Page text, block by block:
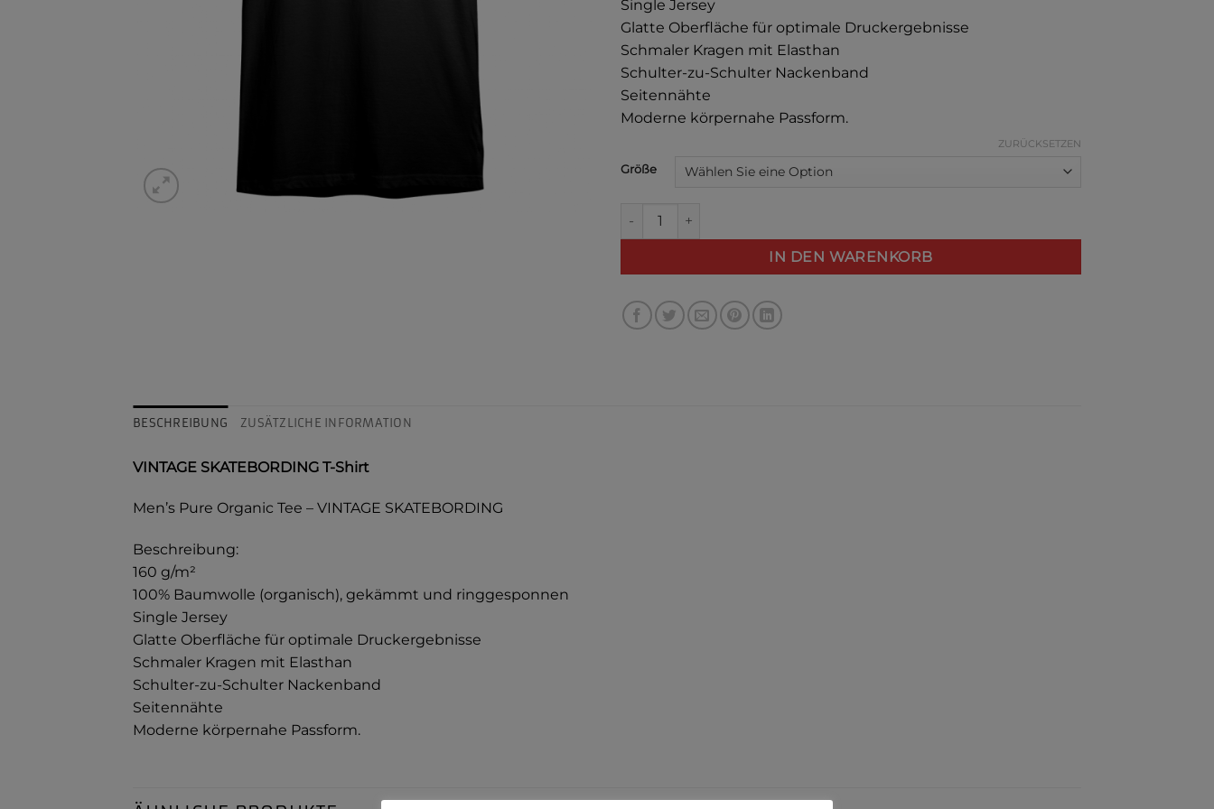
Single Jersey
Glatte Oberfläche für optimale Druckergebnisse
Schmaler Kragen mit Elasthan
Schulter-zu-Schulter Nackenband
Seitennähte
Moderne körpernahe Passform.
Größe
ZURÜCKSETZEN
IN DEN WARENKORB
BESCHREIBUNG ZUSÄTZLICHE INFORMATION
VINTAGE SKATEBORDING T-Shirt
Men’s Pure Organic Tee – VINTAGE SKATEBORDING
Beschreibung:
160 g/m²
100% Baumwolle (organisch), gekämmt und ringgesponnen
Single Jersey
Glatte Oberfläche für optimale Druckergebnisse
Schmaler Kragen mit Elasthan
Schulter-zu-Schulter Nackenband
Seitennähte
Moderne körpernahe Passform.